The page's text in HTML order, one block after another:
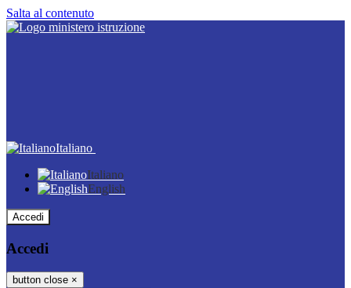
Salta al contenuto
Italiano
Italiano
English
Accedi
Accedi
button close ×